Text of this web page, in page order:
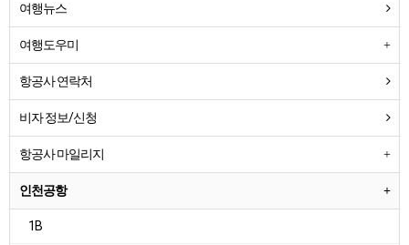
여행뉴스
여행도우미
항공사 연락처
비자 정보/신청
항공사 마일리지
인천공항
1B